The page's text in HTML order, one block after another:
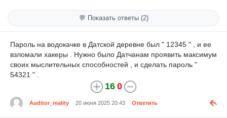
💬 Показать ответы (2)
Пароль на водокачке в Датской деревне был " 12345 " , и ее
взломали хакеры . Нужно было Датчанам проявить максимум
своих мыслительных способностей , и сделать пароль "
54321 " .
16 0
Auditor_reality 20 июня 2025 20:43 Ответить